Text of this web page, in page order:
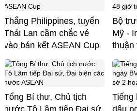
Thắng Philippines, tuyển
Thái Lan cầm chắc vé
vào bán kết ASEAN Cup
Bộ
Mỹ -
thuận
Tổng Bí thư, Chủ tịch
nước Tô Lâm tiếp Đại sứ,
Tiếng
dấu